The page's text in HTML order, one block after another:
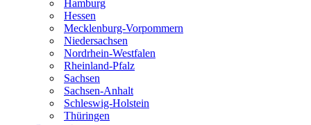
Hamburg
Hessen
Mecklenburg-Vorpommern
Niedersachsen
Nordrhein-Westfalen
Rheinland-Pfalz
Sachsen
Sachsen-Anhalt
Schleswig-Holstein
Thüringen